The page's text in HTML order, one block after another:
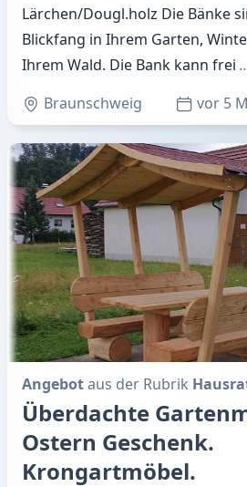
Lärchen/Dougl.holz Die Bänke
Blickfang in Ihrem Garten,
Ihrem Wald. Die Bank kann frei
Braunschweig
vor 5
Angebotaus der Rubrik
Überdachte
Ostern Geschenk.
Krongartmöbel.